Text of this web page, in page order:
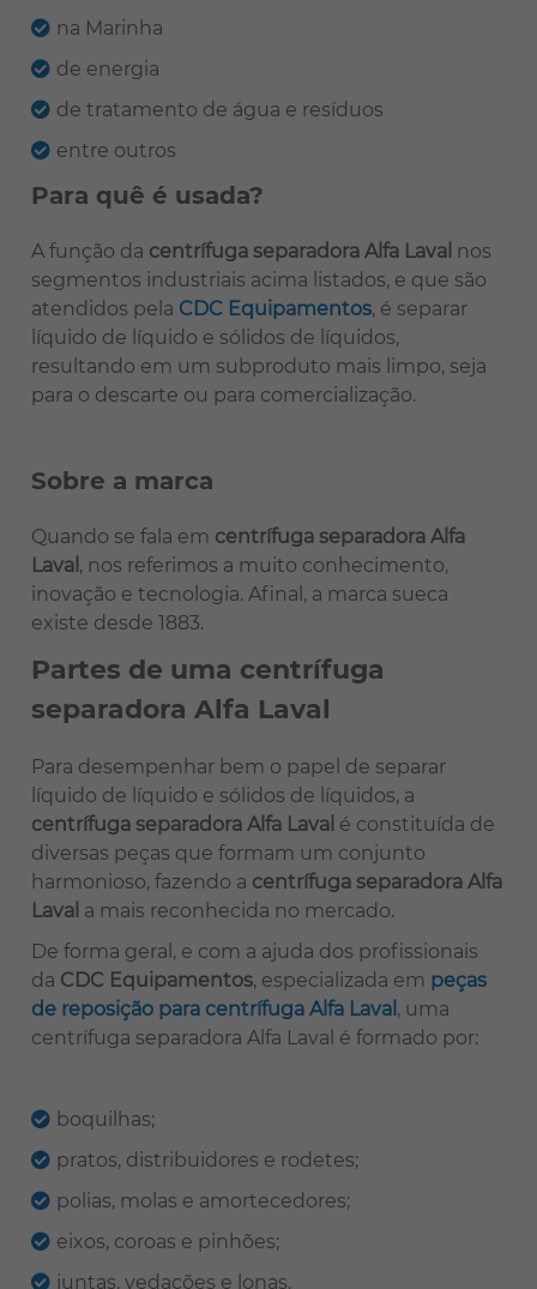
na Marinha
de energia
de tratamento de água e resíduos
entre outros
Para quê é usada?
A função da centrífuga separadora Alfa Laval nos
segmentos industriais acima listados, e que são
atendidos pela CDC Equipamentos, é separar
líquido de líquido e sólidos de líquidos,
resultando em um subproduto mais limpo, seja
para o descarte ou para comercialização.
Sobre a marca
Quando se fala em centrífuga separadora Alfa
Laval , nos referimos a muito conhecimento,
inovação e tecnologia. Afinal, a marca sueca
existe desde 1883.
Partes de uma centrífuga
separadora Alfa Laval
Para desempenhar bem o papel de separar
líquido de líquido e sólidos de líquidos, a
centrífuga separadora Alfa Laval é constituída de
diversas peças que formam um conjunto
harmonioso, fazendo a centrífuga separadora Alfa
Laval a mais reconhecida no mercado.
De forma geral, e com a ajuda dos profissionais
da CDC Equipamentos, especializada em peças
de reposição para centrífuga Alfa Laval , uma
centrífuga separadora Alfa Laval é formado por:
boquilhas;
pratos, distribuidores e rodetes;
polias, molas e amortecedores;
eixos, coroas e pinhões;
juntas, vedações e lonas.